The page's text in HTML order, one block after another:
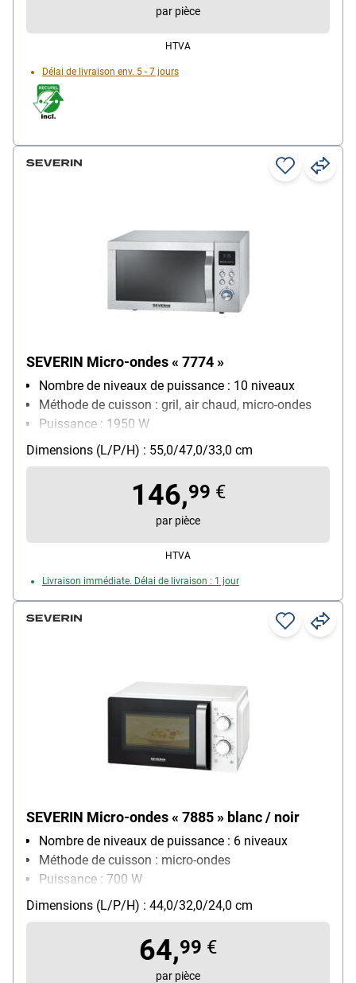
par pièce
HTVA
Délai de livraison env. 5 - 7 jours
SEVERIN Micro-ondes « 7774 »
Nombre de niveaux de puissance : 10 niveaux
Méthode de cuisson : gril, air chaud, micro-ondes
Puissance : 1950 W
Équipement four micro-ondes : programme de
décongélation, heure, touche "quick", minuterie
numérique, sécurité enfants
Dimensions (L/P/H) : 55,0/47,0/33,0 cm
146,99 €
par pièce
HTVA
Livraison immédiate. Délai de livraison : 1 jour
SEVERIN Micro-ondes « 7885 » blanc / noir
Nombre de niveaux de puissance : 6 niveaux
Méthode de cuisson : micro-ondes
Puissance : 700 W
Équipement four micro-ondes : plateau tournant
amovible, programme de décongélation, minuterie
Dimensions (L/P/H) : 44,0/32,0/24,0 cm
64,99 €
par pièce